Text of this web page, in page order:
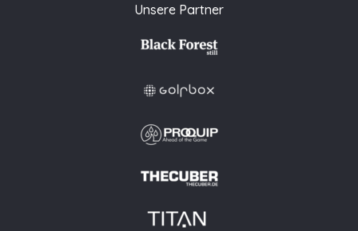
Unsere Partner